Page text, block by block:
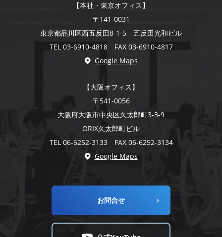
【本社・東京オフィス】
〒141-0031
東京都品川区西五反田8-1-5 五反田光和ビル
TEL 03-6910-4818 FAX 03-6910-4817
Google Maps
【大阪オフィス】
〒541-0056
大阪府大阪市中央区久太郎町3-3-9
ORIX久太郎町ビル
TEL 06-6252-3133 FAX 06-6252-3134
Google Maps
お問合せ